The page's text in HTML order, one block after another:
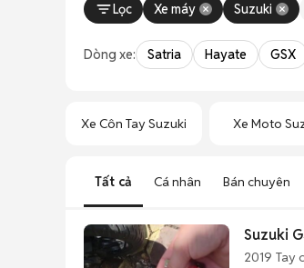
Lọc Xe máy Suzuki
Dòng xe: Satria Hayate GSX
Xe Côn Tay Suzuki Xe Moto
Tất cả Cá nhân Bán chuyên
Suzuki
2019 Tay